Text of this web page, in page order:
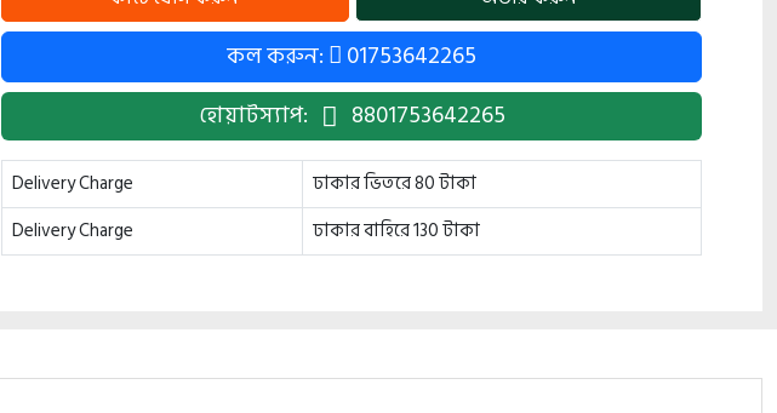
কল করুন:
01753642265
হোয়াটস্যাপ:
8801753642265
Delivery Charge
ঢাকার ভিতরে 80 টাকা
Delivery Charge
ঢাকার বাহিরে 130 টাকা